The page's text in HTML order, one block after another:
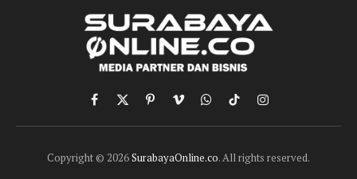
Facebook
X
(Twitter)
PinterestVimeoWhatsApp
TikTokInstagram
Copyright © 2026SurabayaOnline.co. All rights reserved.